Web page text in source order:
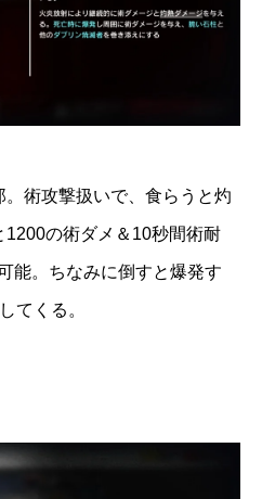
術攻撃扱いで、食らうと灼
の術ダメ＆10秒間術耐
能。ちなみに倒すと爆発す
てくる。